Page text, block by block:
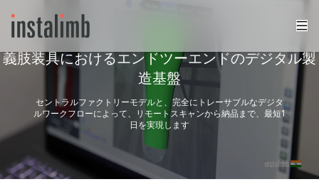
義肢装具におけるエンドツーエンドのデジタル製
造基盤
セントラルファクトリーモデルと、完全にトレーサブルなデジタ
ルワークフローによって、リモートスキャンから納品まで、最短1
日を実現します